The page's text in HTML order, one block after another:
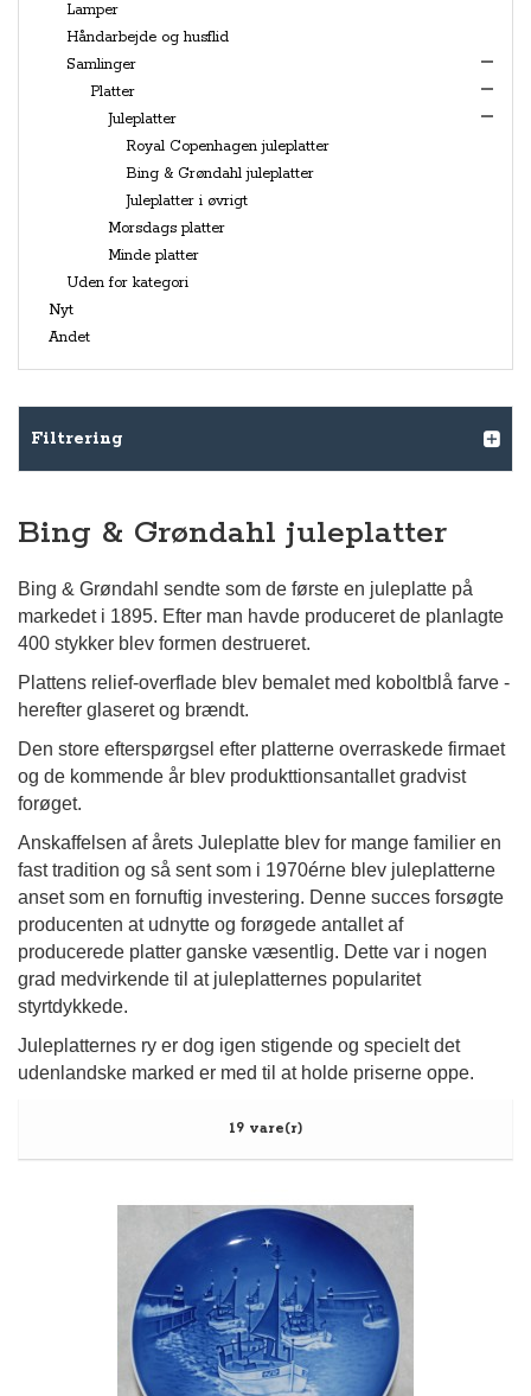
Lamper
Håndarbejde og husflid
Samlinger
Platter
Juleplatter
Royal Copenhagen juleplatter
Bing & Grøndahl juleplatter
Juleplatter i øvrigt
Morsdags platter
Minde platter
Uden for kategori
Nyt
Andet
Filtrering
Bing & Grøndahl juleplatter
Bing & Grøndahl sendte som de første en juleplatte på
markedet i 1895. Efter man havde produceret de planlagte
400 stykker blev formen destrueret.
Plattens relief-overflade blev bemalet med koboltblå farve -
herefter glaseret og brændt.
Den store efterspørgsel efter platterne overraskede firmaet
og de kommende år blev produkttionsantallet gradvist
forøget.
Anskaffelsen af årets Juleplatte blev for mange familier en
fast tradition og så sent som i 1970érne blev juleplatterne
anset som en fornuftig investering. Denne succes forsøgte
producenten at udnytte og forøgede antallet af
producerede platter ganske væsentlig. Dette var i nogen
grad medvirkende til at juleplatternes popularitet
styrtdykkede.
Juleplatternes ry er dog igen stigende og specielt det
udenlandske marked er med til at holde priserne oppe.
19 vare(r)